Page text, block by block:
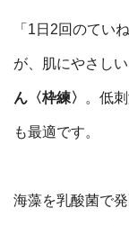
「1日2回のてい
が、肌にやさしい
ん〈枠練〉 。低
も最適です。
海藻を乳酸菌で